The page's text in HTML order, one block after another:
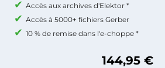
Accès aux archives d'Elektor *
Accès à 5000+ fichiers Gerber
10 % de remise dans l'e-choppe *
144,95 €